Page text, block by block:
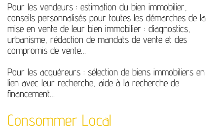
Pour les vendeurs : estimation du bien immobilier,
conseils personnalisés pour toutes les démarches de la
mise en vente de leur bien immobilier : diagnostics,
urbanisme, rédaction de mandats de vente et des
compromis de vente…
Pour les acquéreurs : sélection de biens immobiliers en
lien avec leur recherche, aide à la recherche de
financement…
Consommer Local